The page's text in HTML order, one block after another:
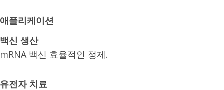
애플리케이션
백신 생산
mRNA 백신 효율적인 정제.
유전자 치료